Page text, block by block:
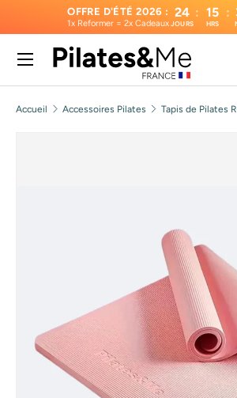
Aller au contenu
OFFRE D'ÉTÉ 2026 :
1x Reformer = 2x Cadeaux
24
JOURS
: 15
HRS
:
Recherche
Type de produit
Menu
Accueil Accessoires Pilates Tapis de Pilates